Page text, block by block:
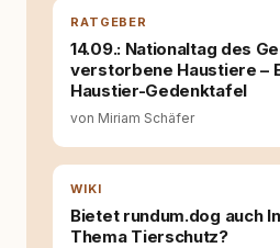
Wissen ersetzt – nicht
Entwicklung entstand
Wissens- und
Hundehalter:innen in
Tierschutz beginnt mit
Hund versteht, trifft
für ein
RATGEBER
14.09.: Nationaltag des
verstorbene Haustiere –
Haustier-Gedenktafel
von Miriam Schäfer
WIKI
Bietet rundum.dog auch
Thema Tierschutz?